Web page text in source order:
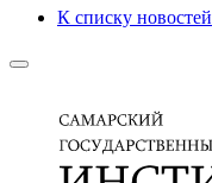
К списку новостей